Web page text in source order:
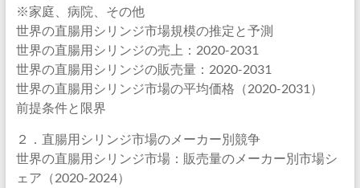
※家庭、病院、その他
世界の直腸用シリンジ市場規模の推定と予測
世界の直腸用シリンジの売上：2020-2031
世界の直腸用シリンジの販売量：2020-2031
世界の直腸用シリンジ市場の平均価格（2020-2031）
前提条件と限界
２．直腸用シリンジ市場のメーカー別競争
世界の直腸用シリンジ市場：販売量のメーカー別市場シ
ェア（2020-2024）